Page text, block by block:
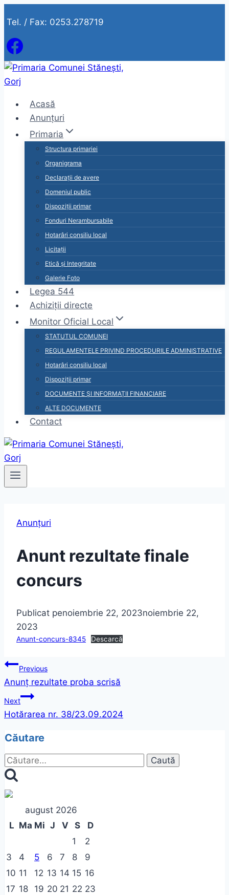
to
content
Tel. / Fax: 0253.278719
Acasă
Anunțuri
Primaria
Structura primariei
Organigrama
Declarații de avere
Domeniul public
Dispoziții primar
Fonduri Nerambursabile
Hotarâri consiliu local
Licitații
Etică și Integritate
Galerie Foto
Legea 544
Achiziții directe
Monitor Oficial Local
STATUTUL COMUNEI
REGULAMENTELE PRIVIND PROCEDURILE ADMINISTRATIVE
Hotarâri consiliu local
Dispoziții primar
DOCUMENTE ȘI INFORMAȚII FINANCIARE
ALTE DOCUMENTE
Contact
Anunțuri
Anunt rezultate finale
concurs
Publicat penoiembrie 22, 2023noiembrie 22,
2023
Anunt-concurs-8345 Descarcă
Navigare
în
articole
Previous
Anunț rezultate proba scrisă
Next
Hotărarea nr. 38/23.09.2024
Căutare
Caută
după:
august 2026
L Ma Mi J V S
D
1
2
3
4 5 6 7 8
9
10 11 12 13 14 15 16
17 18 19 20 21 22 23